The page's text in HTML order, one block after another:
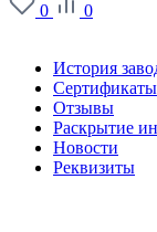
0
0
История
Сертификаты
Отзывы
Раскрытие
Новости
Реквизиты